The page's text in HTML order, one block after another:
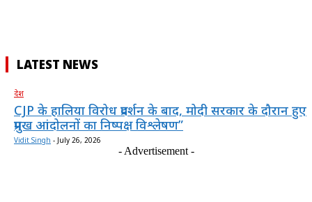
LATEST NEWS
देश
CJP के हालिया विरोध प्रदर्शन के बाद, मोदी सरकार के दौरान हुए
प्रमुख आंदोलनों का निष्पक्ष विश्लेषण”
Vidit Singh - July 26, 2026
- Advertisement -